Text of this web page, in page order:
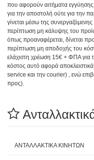
που αφορούν αιτήματα
για την αποστολή ούτε για την
γίνεται μέσω της
περίπτωση μη κάλυψης του
όπως προαναφέρεται, δίνεται
περίπτωση μη αποδοχής του
ελάχιστη χρέωση 15€ + ΦΠΑ για
κόστος αυτό αφορά
service και την courier) , ενώ
προς).
ΑΝΤΑΛΛΑΚΤΙΚΑ ΚΙΝΗΤΩΝ